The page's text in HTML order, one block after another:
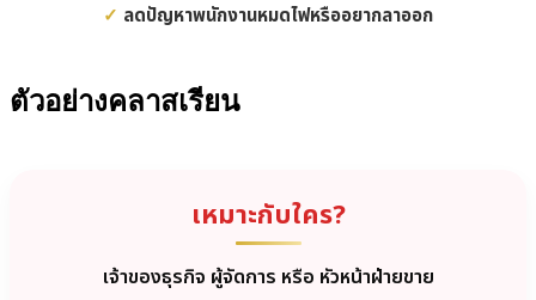
✓ ลดปัญหาพนักงานหมดไฟหรืออยากลาออก
ตัวอย่างคลาสเรียน
เหมาะกับใคร?
เจ้าของธุรกิจ ผู้จัดการ หรือ หัวหน้าฝ่ายขาย